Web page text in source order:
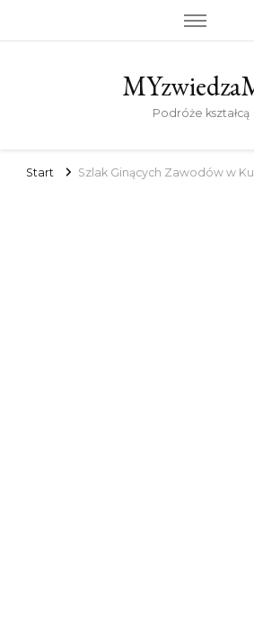
Podróże kształcą
Start Szlak Ginących Zawodów w